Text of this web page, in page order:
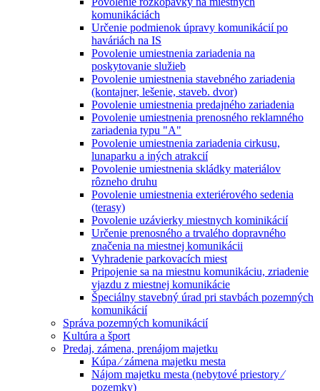
komunikáciách
Určenie podmienok úpravy komunikácií po
haváriách na IS
Povolenie umiestnenia zariadenia na
poskytovanie služieb
Povolenie umiestnenia stavebného zariadenia
(kontajner, lešenie, staveb. dvor)
Povolenie umiestnenia predajného zariadenia
Povolenie umiestnenia prenosného reklamného
zariadenia typu "A"
Povolenie umiestnenia zariadenia cirkusu,
lunaparku a iných atrakcií
Povolenie umiestnenia skládky materiálov
rôzneho druhu
Povolenie umiestnenia exteriérového sedenia
(terasy)
Povolenie uzávierky miestnych kominikácií
Určenie prenosného a trvalého dopravného
značenia na miestnej komunikácii
Vyhradenie parkovacích miest
Pripojenie sa na miestnu komunikáciu, zriadenie
vjazdu z miestnej komunikácie
Špeciálny stavebný úrad pri stavbách pozemných
komunikácií
Správa pozemných komunikácií
Kultúra a šport
Predaj, zámena, prenájom majetku
Kúpa ⁄ zámena majetku mesta
Nájom majetku mesta (nebytové priestory ⁄
pozemky)